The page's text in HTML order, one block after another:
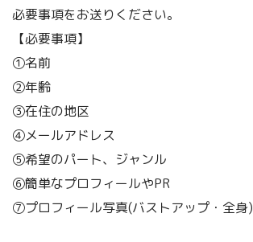
必要事項をお送りください。
【必要事項】
①名前
②年齢
③在住の地区
④メールアドレス
⑤希望のパート、ジャンル
⑥簡単なプロフィールやPR
⑦プロフィール写真(バストアップ・全身)